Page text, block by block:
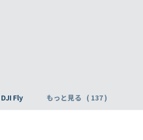
DJI Fly もっと見る
方法を教えてください。